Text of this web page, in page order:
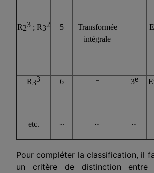
R23; R32 5
Transformée
intégrale
R33 6 – 3e
etc. … … …
Pour compléter la classification, il
un critère de dis­tinction entre